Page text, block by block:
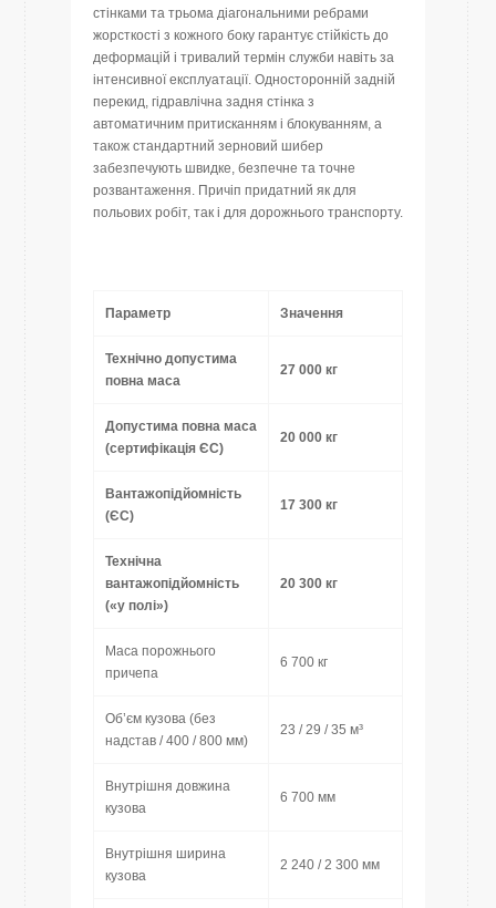
стінками та трьома діагональними ребрами
жорсткості з кожного боку гарантує стійкість до
деформацій і тривалий термін служби навіть за
інтенсивної експлуатації. Односторонній задній
перекид, гідравлічна задня стінка з
автоматичним притисканням і блокуванням, а
також стандартний зерновий шибер
забезпечують швидке, безпечне та точне
розвантаження. Причіп придатний як для
польових робіт, так і для дорожнього транспорту.
Параметр Значення
Технічно допустима
повна маса
27 000 кг
Допустима повна маса
(сертифікація ЄС)
20 000 кг
Вантажопідйомність
(ЄС)
17 300 кг
Технічна
вантажопідйомність
(«у полі»)
20 300 кг
Маса порожнього
причепа
6 700 кг
Об’єм кузова (без
надстав / 400 / 800 мм)
23 / 29 / 35 м³
Внутрішня довжина
кузова
6 700 мм
Внутрішня ширина
кузова
2 240 / 2 300 мм